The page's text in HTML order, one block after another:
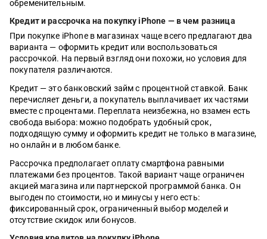
обременительным.
Кредит и рассрочка на покупку iPhone — в чем разница
При покупке iPhone в магазинах чаще всего предлагают два
варианта — оформить кредит или воспользоваться
рассрочкой. На первый взгляд они похожи, но условия для
покупателя различаются.
Кредит — это банковский займ с процентной ставкой. Банк
перечисляет деньги, а покупатель выплачивает их частями
вместе с процентами. Переплата неизбежна, но взамен есть
свобода выбора: можно подобрать удобный срок,
подходящую сумму и оформить кредит не только в магазине,
но онлайн и в любом банке.
Рассрочка предполагает оплату смартфона равными
платежами без процентов. Такой вариант чаще ограничен
акцией магазина или партнерской программой банка. Он
выгоден по стоимости, но и минусы у него есть:
фиксированный срок, ограниченный выбор моделей и
отсутствие скидок или бонусов.